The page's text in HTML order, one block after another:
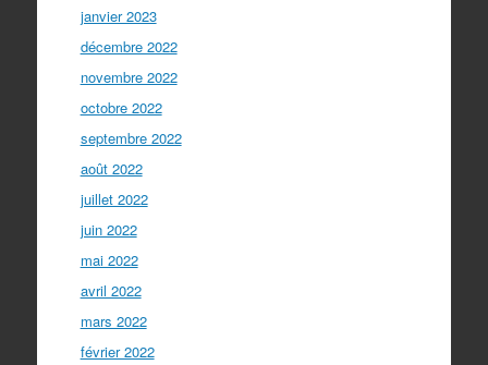
janvier 2023
décembre 2022
novembre 2022
octobre 2022
septembre 2022
août 2022
juillet 2022
juin 2022
mai 2022
avril 2022
mars 2022
février 2022